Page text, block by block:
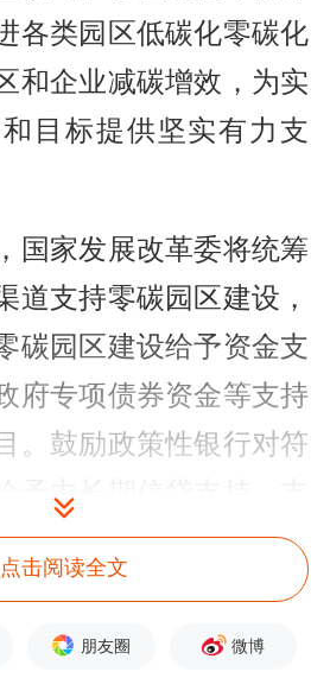
各类园区低碳化零碳化
和企业减碳增效，为实
目标提供坚实有力支
国家发展改革委将统筹
道支持零碳园区建设，
碳园区建设给予资金支
府专项债券资金等支持
。鼓励政策性银行对符
予中长期信贷支持。支
业发行债券用于零碳园
在 综合考虑能源禀赋、
点击阅读全文
朋友圈 微博